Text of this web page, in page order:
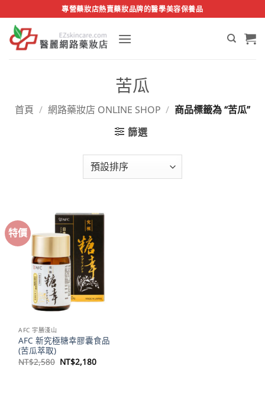
to
content
專營藥妝店熱賣藥妝品牌的醫學美容保養品
苦瓜
首頁 / 網路藥妝店 ONLINE SHOP / 商品標籤為 “苦瓜”
篩選
特價
AFC 宇勝淺山
AFC 新究極糖幸膠囊食品
(苦瓜萃取)
NT$2,580 原
始
NT$2,180目